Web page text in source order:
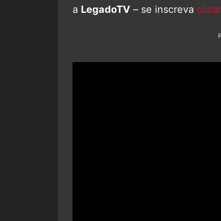
a LegadoTV – se inscreva